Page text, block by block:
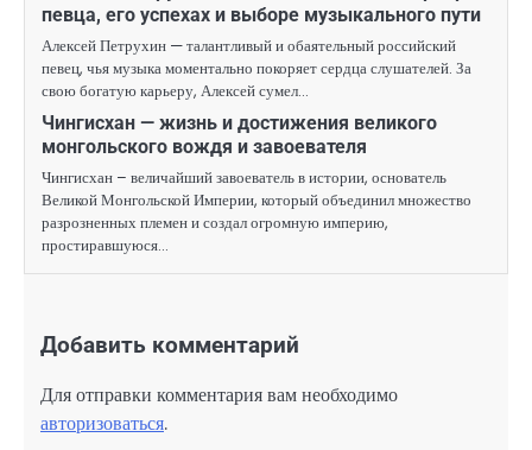
певца, его успехах и выборе музыкального пути
Алексей Петрухин — талантливый и обаятельный российский
певец, чья музыка моментально покоряет сердца слушателей. За
свою богатую карьеру, Алексей сумел…
Чингисхан — жизнь и достижения великого
монгольского вождя и завоевателя
Чингисхан – величайший завоеватель в истории, основатель
Великой Монгольской Империи, который объединил множество
разрозненных племен и создал огромную империю,
простиравшуюся…
Добавить комментарий
Для отправки комментария вам необходимо
авторизоваться.